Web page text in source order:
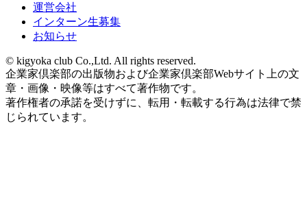
運営会社
インターン生募集
お知らせ
© kigyoka club Co.,Ltd. All rights reserved.
企業家倶楽部の出版物および企業家倶楽部Webサイト上の文
章・画像・映像等はすべて著作物です。
著作権者の承諾を受けずに、転用・転載する行為は法律で禁
じられています。